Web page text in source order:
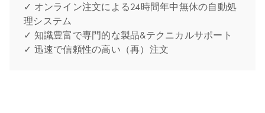
✓ オンライン注文による24時間年中無休の自動処
理システム
✓ 知識豊富で専門的な製品&テクニカルサポート
✓ 迅速で信頼性の高い（再）注文